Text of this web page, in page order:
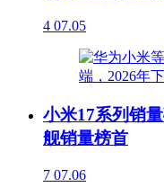
4 07.05
小米17系列销
舰销量榜首
7 07.06